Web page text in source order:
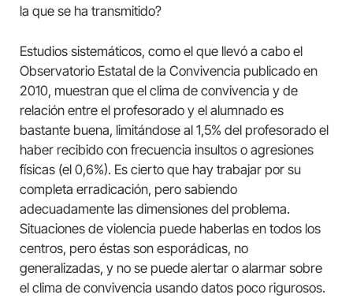
la que se ha transmitido?
Estudios sistemáticos, como el que llevó a cabo el
Observatorio Estatal de la Convivencia publicado en
2010, muestran que el clima de convivencia y de
relación entre el profesorado y el alumnado es
bastante buena, limitándose al 1,5% del profesorado el
haber recibido con frecuencia insultos o agresiones
físicas (el 0,6%). Es cierto que hay trabajar por su
completa erradicación, pero sabiendo
adecuadamente las dimensiones del problema.
Situaciones de violencia puede haberlas en todos los
centros, pero éstas son esporádicas, no
generalizadas, y no se puede alertar o alarmar sobre
el clima de convivencia usando datos poco rigurosos.